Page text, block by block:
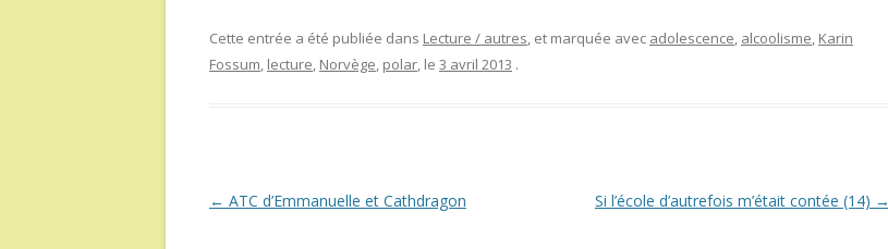
Cette entrée a été publiée dans Lecture / autres, et marquée avec adolescence, alcoolisme, Karin
Fossum, lecture, Norvège, polar, le 3 avril 2013 .
Navigation
← ATC d’Emmanuelle et Cathdragon Si l’école d’autrefois m’était contée (14) →